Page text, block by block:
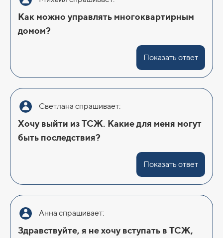
Как можно управлять многоквартирным
домом?
Показать ответ
Светлана спрашивает:
Хочу выйти из ТСЖ. Какие для меня могут
быть последствия?
Показать ответ
Анна спрашивает:
Здравствуйте, я не хочу вступать в ТСЖ,